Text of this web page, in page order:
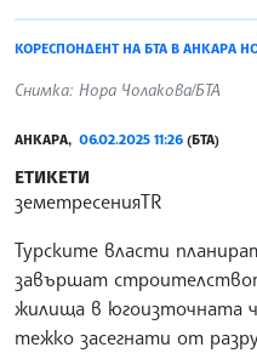
КОРЕСПОНДЕНТ НА БТА В АНКАРА
Снимка: Нора Чолакова/БТА
АНКАРА, 06.02.2025 11:26 (БТА)
ЕТИКЕТИ
земетресенияTR
Турските власти
завършат
жилища в югоизточната
тежко засегнати от